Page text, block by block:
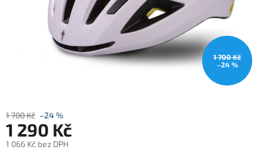
1 700 Kč
–24 %
1 700 Kč –24 %
1 290 Kč
1 066 Kč bez DPH